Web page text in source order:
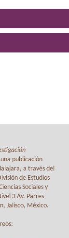
publicación
a través del
de Estudios
Sociales y
3 Av. Parres
Jalisco, México.